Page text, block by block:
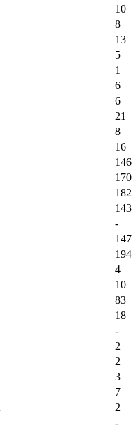
10
8
13
5
1
6
6
21
8
16
146
170
182
143
-
147
194
4
10
83
18
-
2
2
3
7
2
-